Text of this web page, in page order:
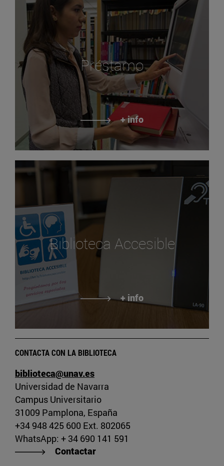
Préstamo
+ info
Biblioteca Accesible
+ info
CONTACTA CON LA BIBLIOTECA
biblioteca@unav.es
Universidad de Navarra
Campus Universitario
31009 Pamplona, España
+34 948 425 600 Ext. 802065
WhatsApp: + 34 690 141 591
Contactar